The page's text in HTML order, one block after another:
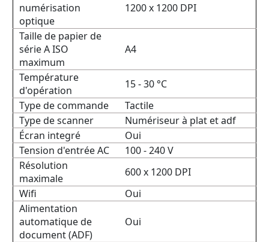
numérisation
optique
1200 x 1200 DPI
Taille de papier de
série A ISO
maximum
A4
Température
d'opération
15 - 30 °C
Type de commande
Tactile
Type de scanner
Numériseur à plat et adf
Écran integré
Oui
Tension d'entrée AC
100 - 240 V
Résolution
maximale
600 x 1200 DPI
Wifi
Oui
Alimentation
automatique de
document (ADF)
Oui